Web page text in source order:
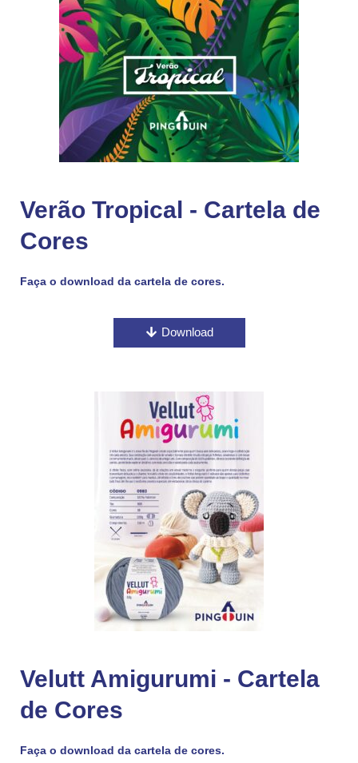
Verão Tropical - Cartela de
Cores
Faça o download da cartela de cores.
Download
Velutt Amigurumi - Cartela
de Cores
Faça o download da cartela de cores.